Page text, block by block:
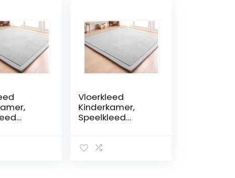
Vloerkleed
Kinderkamer,
Speelkleed
2cm, Groot